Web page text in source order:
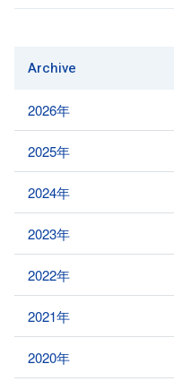
Archive
2026年
2025年
2024年
2023年
2022年
2021年
2020年